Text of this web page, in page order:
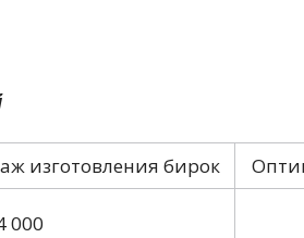
изготовления бирок
000